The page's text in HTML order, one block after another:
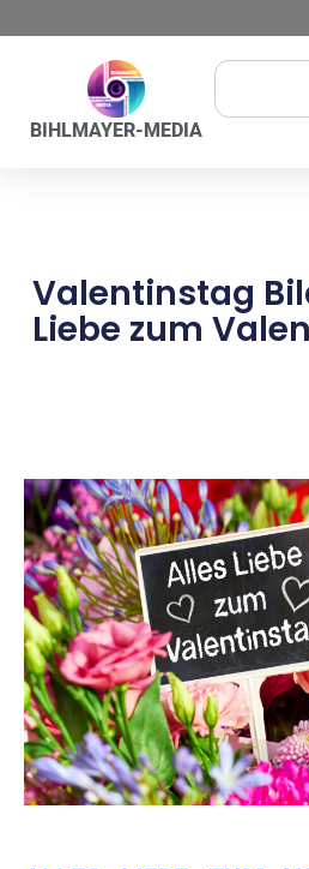
BIHLMAYER-MEDIA
Valentinstag
Liebe zum